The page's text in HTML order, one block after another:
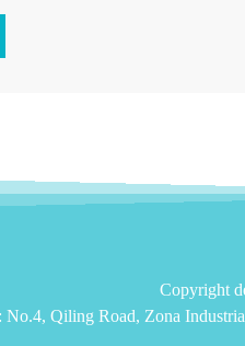
Copyright
No.4, Qiling Road, Zona